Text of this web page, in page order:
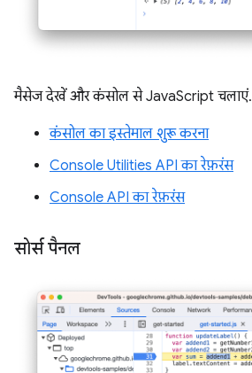
मैसेज देखें और कंसोल से JavaScript चलाएं.
कंसोल का इस्तेमाल शुरू करना
Console Utilities API का रेफ़रंस
Console API का रेफ़रंस
सोर्स पैनल